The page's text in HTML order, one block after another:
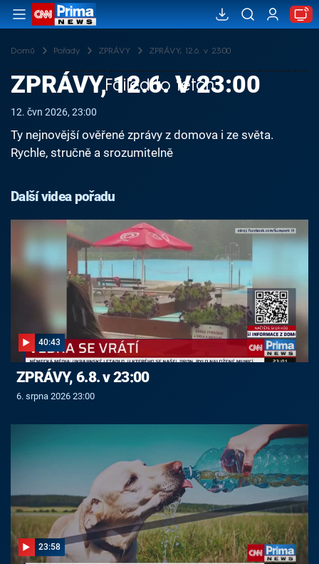
Domů Pořady ZPRÁVY ZPRÁVY, 12.6. v 23:00
Failed to fetch
ZPRÁVY, 12.6. V 23:00
12. čvn 2026, 23:00
Ty nejnovější ověřené zprávy z domova i ze světa.
Rychle, stručně a srozumitelně
Další videa pořadu
40:43
ZPRÁVY, 6.8. v 23:00
6. srpna 2026 23:00
23:58